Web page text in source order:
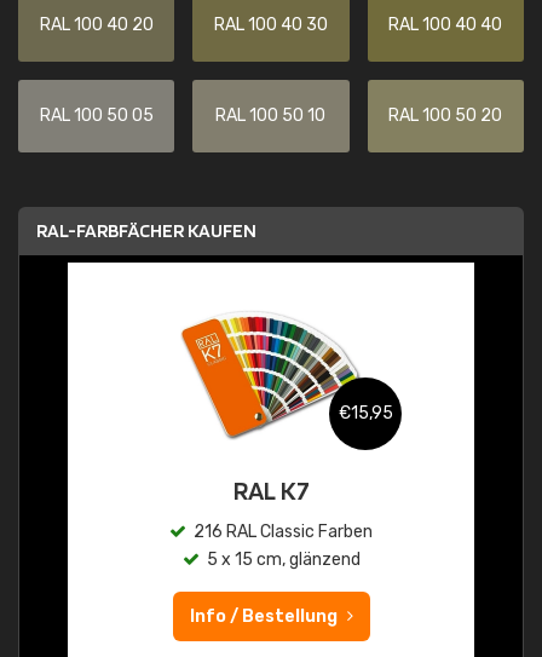
RAL 100 40 20 RAL 100 40 30 RAL 100 40 40
RAL 100 50 05 RAL 100 50 10 RAL 100 50 20
RAL-FARBFÄCHER KAUFEN
€15,95
RAL K7
216 RAL Classic Farben
5 x 15 cm, glänzend
Info / Bestellung